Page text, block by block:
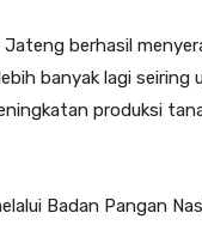
berhasil
banyak lagi
produksi
Badan Pangan